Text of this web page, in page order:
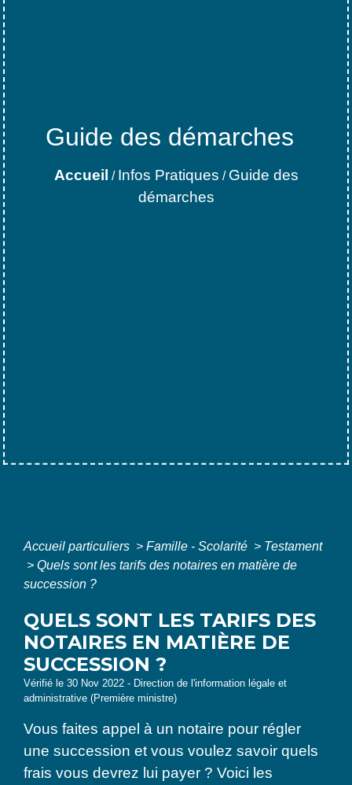
Guide des démarches
Accueil / Infos Pratiques / Guide des
démarches
Accueil particuliers > Famille - Scolarité > Testament
> Quels sont les tarifs des notaires en matière de
succession ?
QUELS SONT LES TARIFS DES
NOTAIRES EN MATIÈRE DE
SUCCESSION ?
Vérifié le 30 Nov 2022 - Direction de l'information légale et
administrative (Première ministre)
Vous faites appel à un notaire pour régler
une succession et vous voulez savoir quels
frais vous devrez lui payer ? Voici les